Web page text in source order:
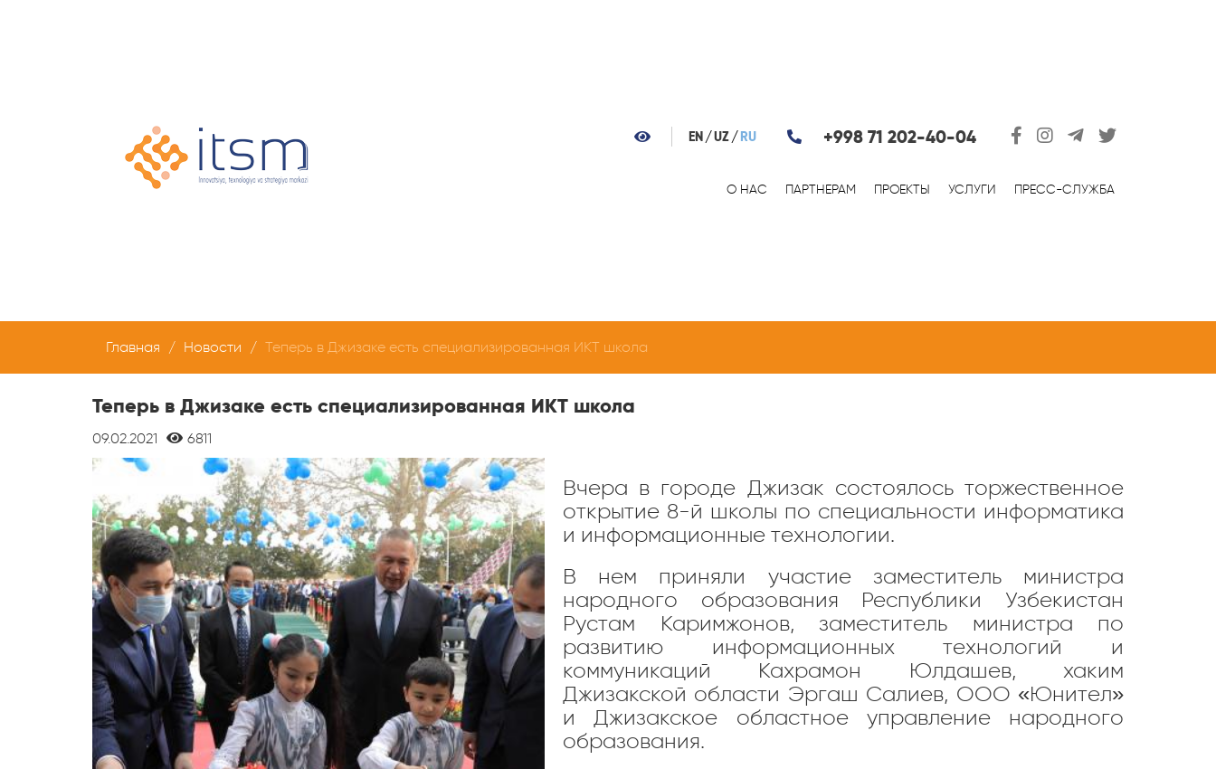
EN UZ RU +998 71 202-40-04
О НАС ПАРТНЕРАМ ПРОЕКТЫ УСЛУГИ ПРЕСС-СЛУЖБА
Главная Новости Теперь в Джизаке есть специализированная ИКТ школа
Теперь в Джизаке есть специализированная ИКТ школа
09.02.2021 6811
Вчера в городе Джизак состоялось торжественное
открытие 8-й школы по специальности информатика
и информационные технологии.
В нем приняли участие заместитель министра
народного образования Республики Узбекистан
Рустам Каримжонов, заместитель министра по
развитию информационных технологий и
коммуникаций Кахрамон Юлдашев, хаким
Джизакской области Эргаш Салиев, ООО «Юнител»
и Джизакское областное управление народного
образования.